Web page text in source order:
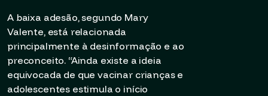
A baixa adesão, segundo Mary
Valente, está relacionada
principalmente à desinformação e ao
preconceito. “Ainda existe a ideia
equivocada de que vacinar crianças e
adolescentes estimula o início